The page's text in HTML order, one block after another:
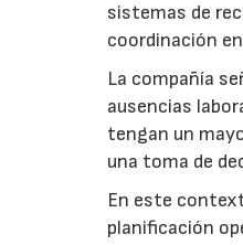
sistemas de
coordinación
La compañía
ausencias
tengan un
una toma de
En este
planificación